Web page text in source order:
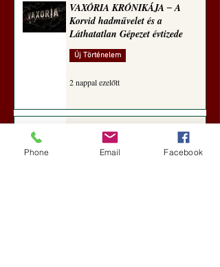
VAXÓRIA KRÓNIKÁJA ‒ A
Korvid hadművelet és a
Láthatatlan Gépezet évtizede
Új Történelem
2 nappal ezelőtt
Darai Lajos: Naplóbölcsességeim
Phone Email Facebook